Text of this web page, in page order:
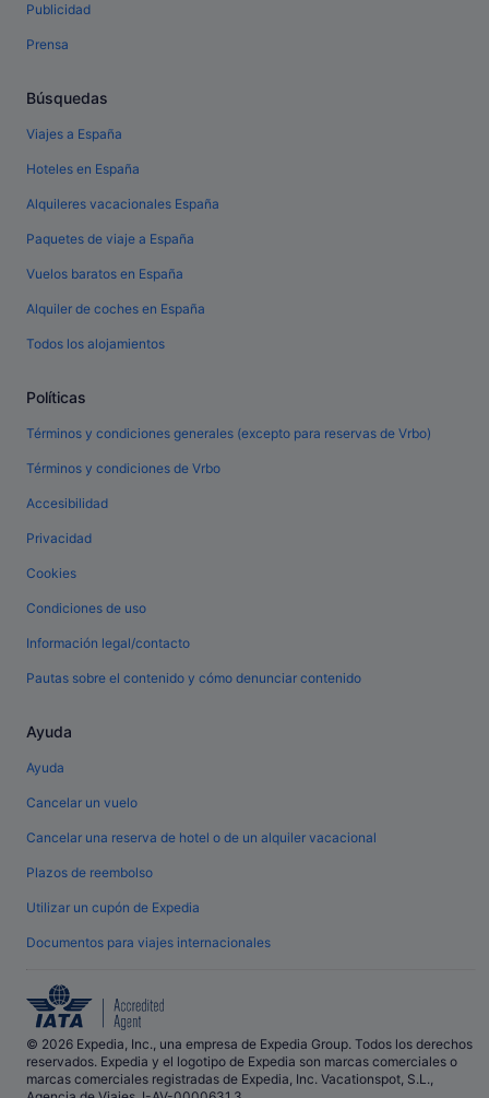
Publicidad
Prensa
Búsquedas
Viajes a España
Hoteles en España
Alquileres vacacionales España
Paquetes de viaje a España
Vuelos baratos en España
Alquiler de coches en España
Todos los alojamientos
Políticas
Términos y condiciones generales (excepto para reservas de Vrbo)
Términos y condiciones de Vrbo
Accesibilidad
Privacidad
Cookies
Condiciones de uso
Información legal/contacto
Pautas sobre el contenido y cómo denunciar contenido
Ayuda
Ayuda
Cancelar un vuelo
Cancelar una reserva de hotel o de un alquiler vacacional
Plazos de reembolso
Utilizar un cupón de Expedia
Documentos para viajes internacionales
© 2026 Expedia, Inc., una empresa de Expedia Group. Todos los derechos
reservados. Expedia y el logotipo de Expedia son marcas comerciales o
marcas comerciales registradas de Expedia, Inc. Vacationspot, S.L.,